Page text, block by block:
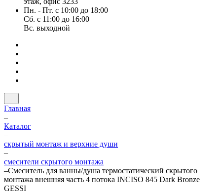
Пн. - Пт. с 10:00 до 18:00
Сб. с 11:00 до 16:00
Вс. выходной
Главная
–
Каталог
–
скрытый монтаж и верхние души
–
смесители скрытого монтажа
–Смеситель для ванны/душа термостатический скрытого
монтажа внешняя часть 4 потока INCISO 845 Dark Bronze
GESSI